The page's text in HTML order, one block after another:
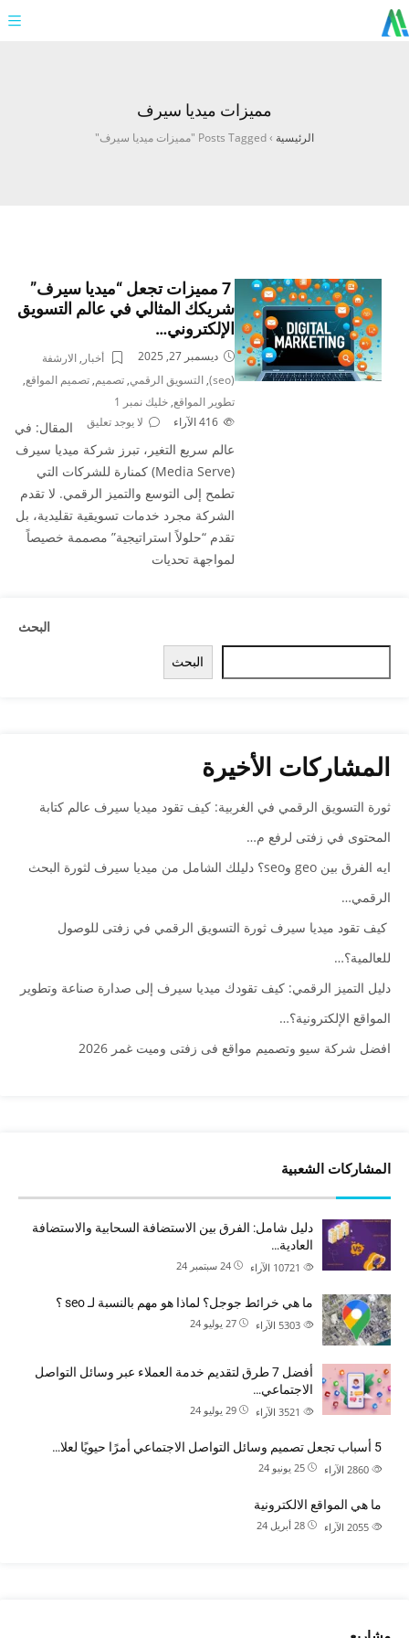
مميزات ميديا سيرف
الرئيسية ›Posts Tagged "مميزات ميديا سيرف"
7 مميزات تجعل “ميديا سيرف”
شريكك المثالي في عالم التسويق
الإلكتروني…
ديسمبر 27, 2025 أخبار ,الارشفة
(seo)
,التسويق الرقمي,تصميم,تصميم المواقع,
تطوير المواقع,خليك نمبر 1
لا يوجد تعليق
416 الآراء
المقال: في
عالم سريع التغير، تبرز شركة ميديا سيرف
(Media Serve) كمنارة للشركات التي
تطمح إلى التوسع والتميز الرقمي. لا تقدم
الشركة مجرد خدمات تسويقية تقليدية، بل
تقدم “حلولاً استراتيجية” مصممة خصيصاً
لمواجهة تحديات
البحث
البحث
المشاركات الأخيرة
ثورة التسويق الرقمي في الغربية: كيف تقود ميديا سيرف عالم كتابة
المحتوى في زفتى لرفع م…
ايه الفرق بين geo وseo؟ دليلك الشامل من ميديا سيرف لثورة البحث
الرقمي…
كيف تقود ميديا سيرف ثورة التسويق الرقمي في زفتى للوصول
للعالمية؟…
دليل التميز الرقمي: كيف تقودك ميديا سيرف إلى صدارة صناعة وتطوير
المواقع الإلكترونية؟…
افضل شركة سيو وتصميم مواقع فى زفتى وميت غمر 2026
المشاركات الشعبية
دليل شامل: الفرق بين الاستضافة السحابية والاستضافة
العادية…
24 سبتمبر 24 الآراء
ما هي خرائط جوجل؟ لماذا هو مهم بالنسبة لـ seo ؟
27 يوليو 24 الآراء
أفضل 7 طرق لتقديم خدمة العملاء عبر وسائل التواصل
الاجتماعي…
29 يوليو 24 الآراء
5 أسباب تجعل تصميم وسائل التواصل الاجتماعي أمرًا حيويًا لعلا…
25 يونيو 24 الآراء
ما هي المواقع الالكترونية
28 أبريل 24 الآراء